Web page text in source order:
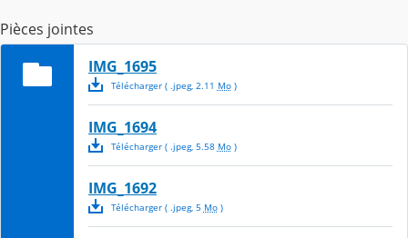
Pièces jointes
IMG_1695
Télécharger( .jpeg, 2.11 Mo)
IMG_1694
Télécharger( .jpeg, 5.58 Mo)
IMG_1692
Télécharger( .jpeg, 5 Mo)